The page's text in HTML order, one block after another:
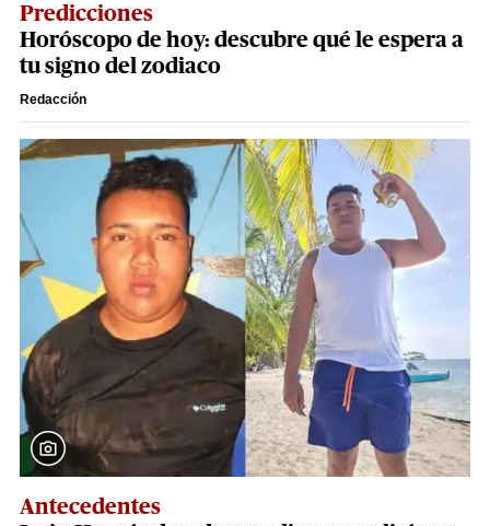
Predicciones
Horóscopo de hoy: descubre qué le espera a
tu signo del zodiaco
Redacción
Antecedentes